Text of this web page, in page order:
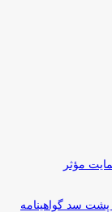
مؤثر
سد گواهینامه